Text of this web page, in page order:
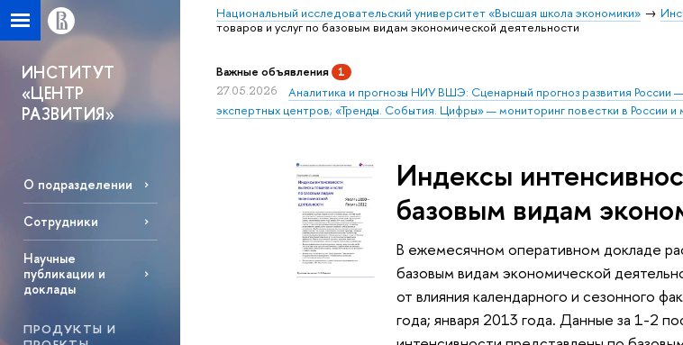
Национальный исследовательский университет «Высшая школа экономики»
товаров и услуг по базовым видам экономической деятельности
ИНСТИТУТ
«ЦЕНТР
РАЗВИТИЯ»
О подразделении
Сотрудники
Научные
публикации и
доклады
ПРОДУКТЫ И
Важные объявления 1
27.05.2026
Аналитика и прогнозы НИУ ВШЭ: Сценарный прогноз развития
экспертных центров; «Тренды. События. Цифры» — мониторинг повестки в России и
Индексы
базовым видам
В ежемесячном оперативном докладе
базовым видам экономической
от влияния календарного и сезонного
года; января 2013 года. Данные за 1-2